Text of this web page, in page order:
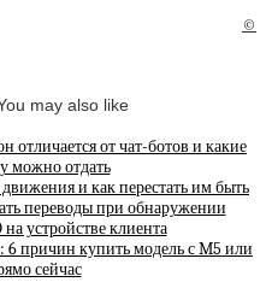
©
may also like
отличается от чат-ботов и какие
можно отдать
и как перестать им быть
переводы при обнаружении
устройстве клиента
причин купить модель с M5 или
сейчас